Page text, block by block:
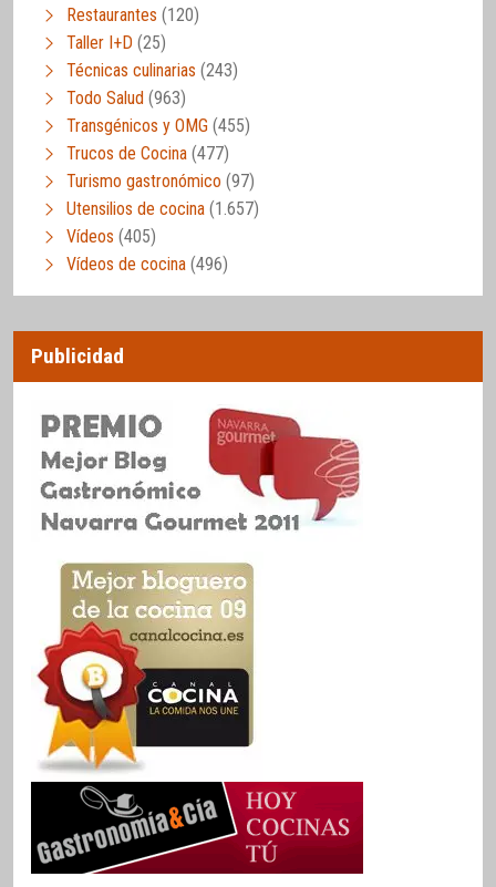
Restaurantes (120)
Taller I+D (25)
Técnicas culinarias (243)
Todo Salud (963)
Transgénicos y OMG (455)
Trucos de Cocina (477)
Turismo gastronómico (97)
Utensilios de cocina (1.657)
Vídeos (405)
Vídeos de cocina (496)
Publicidad